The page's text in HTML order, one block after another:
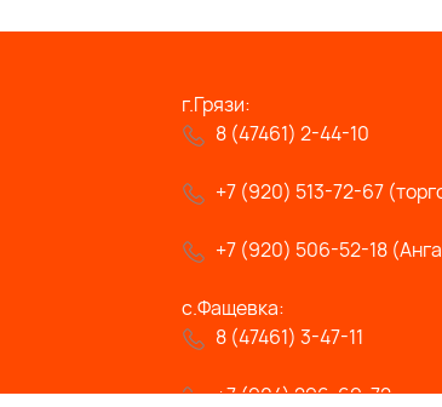
г.Грязи:
8 (47461) 2-44-10
+7 (920) 513-72-67
+7 (920) 506-52-18
с.Фащевка:
8 (47461) 3-47-11
+7 (904) 296-69-72